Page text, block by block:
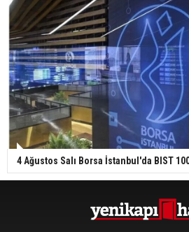
4 Ağustos Salı Borsa İstanbul'da BIST